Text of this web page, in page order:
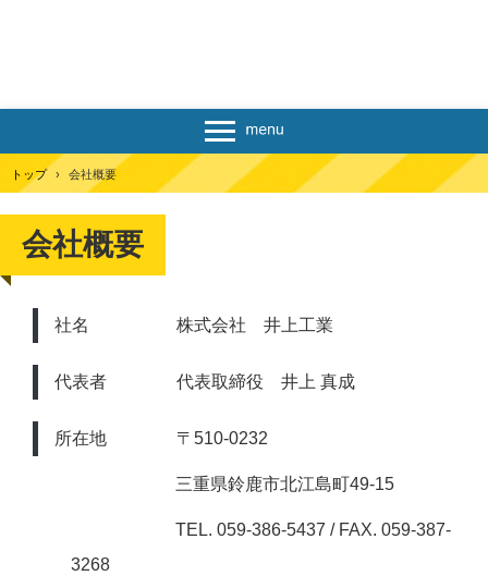
トップ › 会社概要
会社概要
社名 株式会社 井上工業
代表者 代表取締役 井上 真成
所在地 〒510-0232
三重県鈴鹿市北江島町49-15
TEL. 059-386-5437 / FAX. 059-387-
3268